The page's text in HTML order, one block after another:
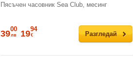
Пясъчен часовник Sea Club, месинг
Разгледай
3900
лв 1994
€